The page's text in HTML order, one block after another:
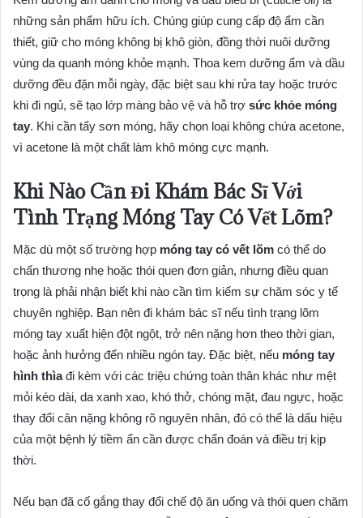
những sản phẩm hữu ích. Chúng giúp cung cấp độ ẩm cần
thiết, giữ cho móng không bị khô giòn, đồng thời nuôi dưỡng
vùng da quanh móng khỏe mạnh. Thoa kem dưỡng ẩm và dầu
dưỡng đều đặn mỗi ngày, đặc biệt sau khi rửa tay hoặc trước
khi đi ngủ, sẽ tạo lớp màng bảo vệ và hỗ trợ sức khỏe móng
tay. Khi cần tẩy sơn móng, hãy chọn loại không chứa acetone,
vì acetone là một chất làm khô móng cực mạnh.
Khi Nào Cần Đi Khám Bác Sĩ Với
Tình Trạng Móng Tay Có Vết Lõm?
Mặc dù một số trường hợp móng tay có vết lõm có thể do
chấn thương nhẹ hoặc thói quen đơn giản, nhưng điều quan
trọng là phải nhận biết khi nào cần tìm kiếm sự chăm sóc y tế
chuyên nghiệp. Bạn nên đi khám bác sĩ nếu tình trạng lõm
móng tay xuất hiện đột ngột, trở nên nặng hơn theo thời gian,
hoặc ảnh hưởng đến nhiều ngón tay. Đặc biệt, nếu móng tay
hình thìađi kèm với các triệu chứng toàn thân khác như mệt
mỏi kéo dài, da xanh xao, khó thở, chóng mặt, đau ngực, hoặc
thay đổi cân nặng không rõ nguyên nhân, đó có thể là dấu hiệu
của một bệnh lý tiềm ẩn cần được chẩn đoán và điều trị kịp
thời.
Nếu bạn đã cố gắng thay đổi chế độ ăn uống và thói quen chăm